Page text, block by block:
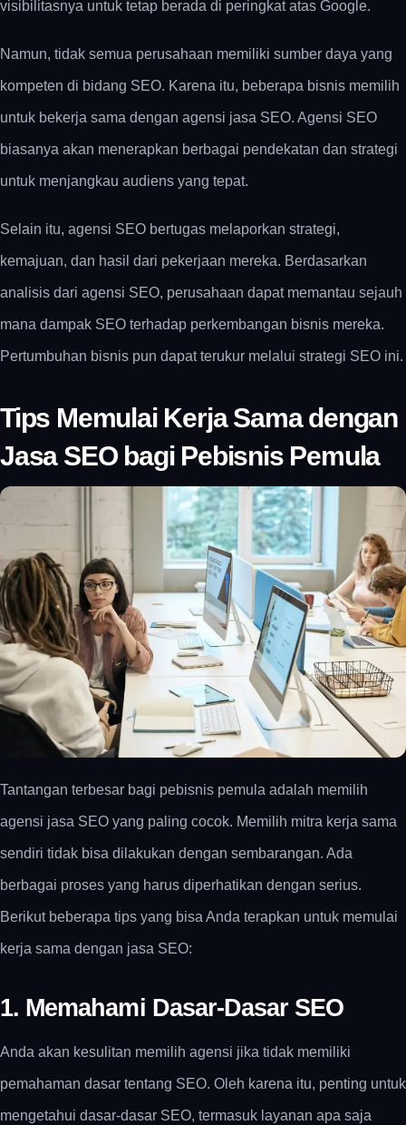
visibilitasnya untuk tetap berada di peringkat atas Google.
Namun, tidak semua perusahaan memiliki sumber daya yang
kompeten di bidang SEO. Karena itu, beberapa bisnis memilih
untuk bekerja sama dengan agensi jasa SEO. Agensi SEO
biasanya akan menerapkan berbagai pendekatan dan strategi
untuk menjangkau audiens yang tepat.
Selain itu, agensi SEO bertugas melaporkan strategi,
kemajuan, dan hasil dari pekerjaan mereka. Berdasarkan
analisis dari agensi SEO, perusahaan dapat memantau sejauh
mana dampak SEO terhadap perkembangan bisnis mereka.
Pertumbuhan bisnis pun dapat terukur melalui strategi SEO ini.
Tips Memulai Kerja Sama dengan
Jasa SEO bagi Pebisnis Pemula
Tantangan terbesar bagi pebisnis pemula adalah memilih
agensi jasa SEO yang paling cocok. Memilih mitra kerja sama
sendiri tidak bisa dilakukan dengan sembarangan. Ada
berbagai proses yang harus diperhatikan dengan serius.
Berikut beberapa tips yang bisa Anda terapkan untuk memulai
kerja sama dengan jasa SEO:
1. Memahami Dasar-Dasar SEO
Anda akan kesulitan memilih agensi jika tidak memiliki
pemahaman dasar tentang SEO. Oleh karena itu, penting untuk
mengetahui dasar-dasar SEO, termasuk layanan apa saja